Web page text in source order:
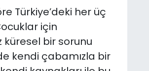
Türkiye’deki her üç
için
küresel bir sorunu
kendi çabamızla bir